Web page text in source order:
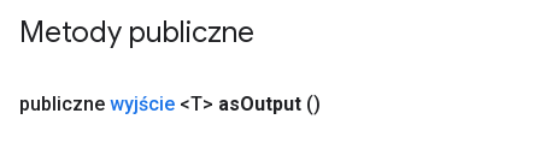
Metody publiczne
publiczne wyjście <T> asOutput ()